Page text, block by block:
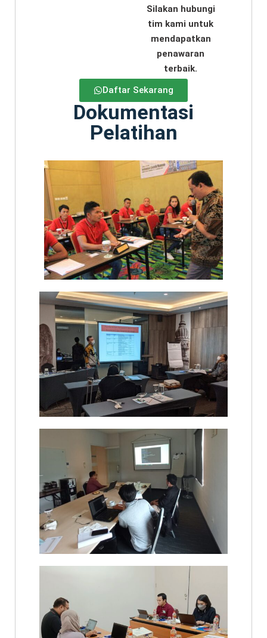
Silakan hubungi
tim kami untuk
mendapatkan
penawaran
terbaik.
Daftar Sekarang
Dokumentasi
Pelatihan